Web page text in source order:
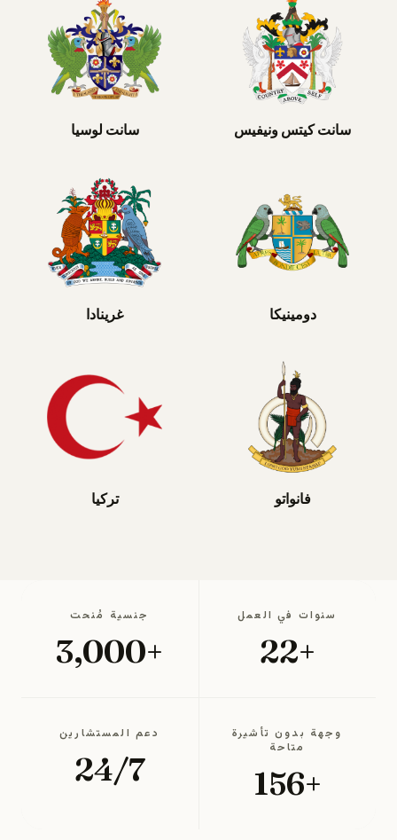
سانت كيتس ونيفيس سانت لوسيا
دومينيكا غرينادا
فانواتو تركيا
سنوات في العمل
+22
جنسية مُنحت
+3,000
وجهة بدون تأشيرة
متاحة
+156
دعم المستشارين
24/7